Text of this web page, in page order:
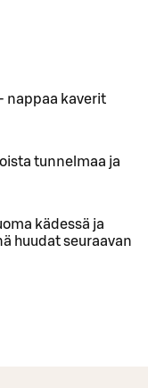
nappaa kaverit
tunnelmaa ja
kädessä ja
huudat seuraavan